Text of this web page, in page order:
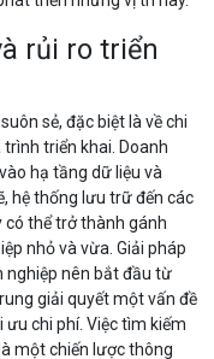
rủi ro triển
sẻ, đặc biệt là về chi
triển khai. Doanh
hạ tầng dữ liệu và
hệ thống lưu trữ đến các
có thể trở thành gánh
nhỏ và vừa. Giải pháp
nghiệp nên bắt đầu từ
giải quyết một vấn đề
chi phí. Việc tìm kiếm
một chiến lược thông